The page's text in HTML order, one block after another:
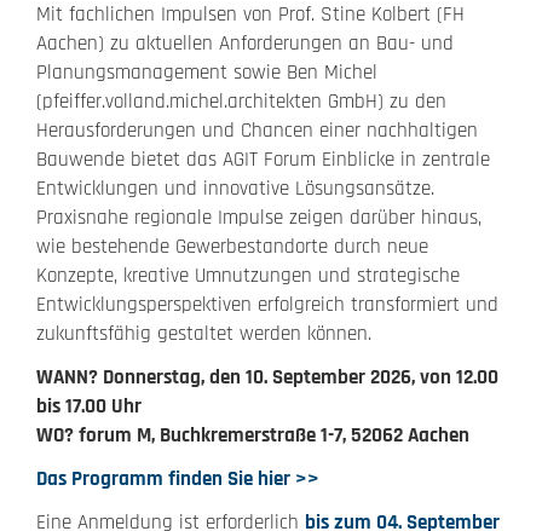
Mit fachlichen Impulsen von Prof. Stine Kolbert (FH
Aachen) zu aktuellen Anforderungen an Bau- und
Planungsmanagement sowie Ben Michel
(pfeiffer.volland.michel.architekten GmbH) zu den
Herausforderungen und Chancen einer nachhaltigen
Bauwende bietet das AGIT Forum Einblicke in zentrale
Entwicklungen und innovative Lösungsansätze.
Praxisnahe regionale Impulse zeigen darüber hinaus,
wie bestehende Gewerbestandorte durch neue
Konzepte, kreative Umnutzungen und strategische
Entwicklungsperspektiven erfolgreich transformiert und
zukunftsfähig gestaltet werden können.
WANN? Donnerstag, den 10. September 2026, von 12.00
bis 17.00 Uhr
WO? forum M, Buchkremerstraße 1-7, 52062 Aachen
Das Programm finden Sie hier >>
Eine Anmeldung ist erforderlich bis zum 04. September